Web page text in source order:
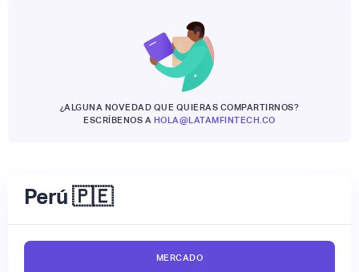
¿ALGUNA NOVEDAD QUE QUIERAS COMPARTIRNOS?
ESCRÍBENOS A HOLA@LATAMFINTECH.CO
Perú 🇵🇪
MERCADO